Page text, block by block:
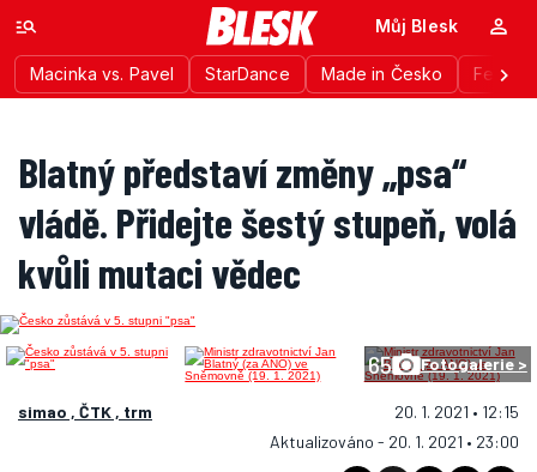
Macinka vs. Pavel StarDance Made in Česko
Můj Blesk
Blatný představí změny „psa“
vládě. Přidejte šestý stupeň, volá
kvůli mutaci vědec
65 Fotogalerie >
simao , ČTK , trm
20. 1. 2021 • 12:15
Aktualizováno - 20. 1. 2021 • 23:00